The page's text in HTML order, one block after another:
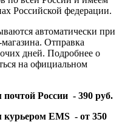
Российской федерации.
автоматически при
Отправка
дней. Подробнее о
на официальном
почтой России - 390 руб.
курьером EMS - от 350